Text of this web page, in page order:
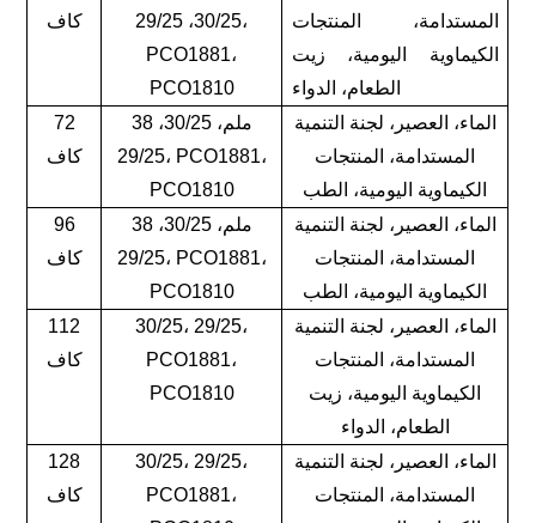
كاف
30/25، 29/25،
PCO1881،
PCO1810
المستدامة، المنتجات
الكيماوية اليومية، زيت
الطعام، الدواء
72
كاف
38 ملم، 30/25،
29/25، PCO1881،
PCO1810
الماء، العصير، لجنة التنمية
المستدامة، المنتجات
الكيماوية اليومية، الطب
96
كاف
38 ملم، 30/25،
29/25، PCO1881،
PCO1810
الماء، العصير، لجنة التنمية
المستدامة، المنتجات
الكيماوية اليومية، الطب
112
كاف
30/25، 29/25،
PCO1881،
PCO1810
الماء، العصير، لجنة التنمية
المستدامة، المنتجات
الكيماوية اليومية، زيت
الطعام، الدواء
128
كاف
30/25، 29/25،
PCO1881،
الماء، العصير، لجنة التنمية
المستدامة، المنتجات